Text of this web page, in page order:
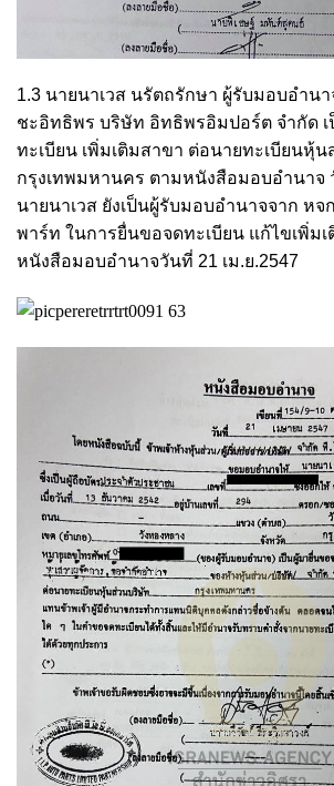
1.3 นายนาเวส นรัตถรักษา ผู้รับมอบอำน
ชะอิทธิพร บริษัท อิทธิพรอิมปอร์ต จำกัด
ทะเบียน เพิ่มเติมสาขา ต่อนายทะเบียนหุ้
กรุงเทพมหานคร ตามหนังสือมอบอำนาจ
นายนาเวส ยังเป็นผู้รับมอบอำนาจจาก หจ
พาร์ท ในการยื่นขอจดทะเบียน แก้ไขเพิ่ม
หนังสือมอบอำนาจวันที่ 21 เม.ย.2547